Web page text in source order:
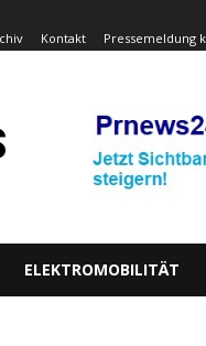
Kontakt Pressemeldung
ELEKTROMOBILITÄT